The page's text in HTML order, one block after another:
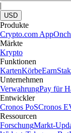
|
USD
Produkte
Crypto.com App
Märkte
Krypto
Funktionen
KartenKörbeEarn
Unternehmen
VerwahrungPay für
Entwickler
Cronos PoSCronos
Ressourcen
ForschungMarkt-